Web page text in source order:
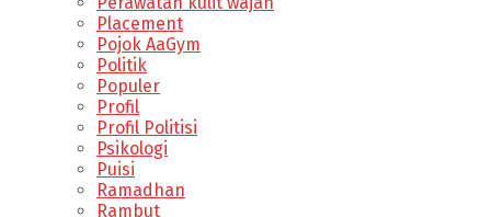
Placement
Pojok AaGym
Politik
Populer
Profil
Profil Politisi
Psikologi
Puisi
Ramadhan
Rambut